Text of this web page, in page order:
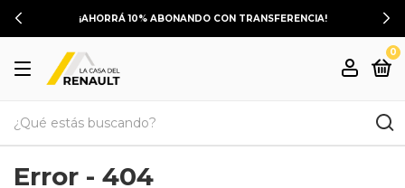
¡AHORRÁ 10% ABONANDO CON TRANSFERENCIA!
0
Error - 404